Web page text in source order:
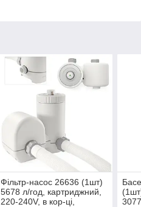
Фільтр-насос 26636 (1шт)
5678 л/год, картриджний,
220-240V, в кор-ці,